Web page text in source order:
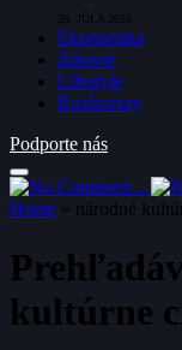
28. JÚLA 2026
Ekonomika
Zdravie
Lifestyle
Rozhovory
Podporte nás
Home » národné
kultúrne